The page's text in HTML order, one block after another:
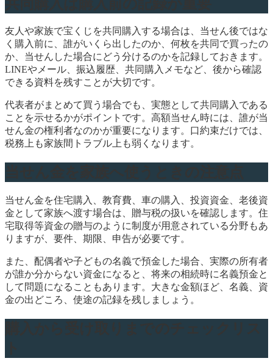
友人や家族で宝くじを共同購入する場合は、当せん後ではな
く購入前に、誰がいくら出したのか、何枚を共同で買ったの
か、当せんした場合にどう分けるのかを記録しておきます。
LINEやメール、振込履歴、共同購入メモなど、後から確認
できる資料を残すことが大切です。
代表者がまとめて買う場合でも、実態として共同購入である
ことを示せるかがポイントです。高額当せん時には、誰が当
せん金の権利者なのかが重要になります。口約束だけでは、
税務上も家族間トラブル上も弱くなります。
当せん金を住宅購入、教育費、車の購入、投資資金、老後資
金として家族へ渡す場合は、贈与税の扱いを確認します。住
宅取得等資金の贈与のように制度が用意されている分野もあ
りますが、要件、期限、申告が必要です。
また、配偶者や子どもの名義で預金した場合、実際の所有者
が誰か分からない資金になると、将来の相続時に名義預金と
して問題になることもあります。大きな金額ほど、名義、資
金の出どころ、使途の記録を残しましょう。